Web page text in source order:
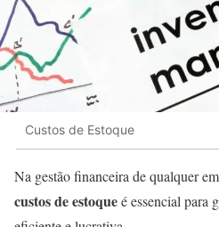
Custos de Estoque
Na gestão financeira de qualquer
custos de estoqueé essencial para